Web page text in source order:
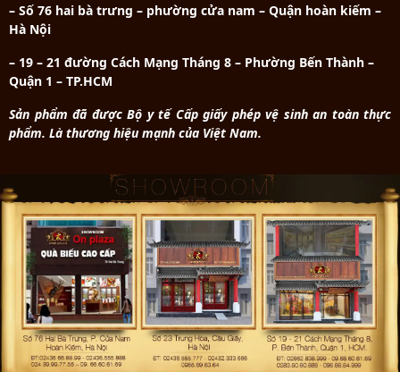
– Số 76 hai bà trưng – phường cửa nam – Quận hoàn kiếm –
Hà Nội
– 19 – 21 đường Cách Mạng Tháng 8 – Phường Bến Thành –
Quận 1 – TP.HCM
Sản phẩm đã được Bộ y tế Cấp giấy phép vệ sinh an toàn thực
phẩm. Là thương hiệu mạnh của Việt Nam.